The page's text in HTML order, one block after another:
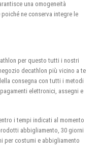
una omogeneità
ne conserva integre le
per questo tutti i nostri
decathlon più vicino a te
consegna con tutti i metodi
elettronici, assegni e
i tempi indicati al momento
abbigliamento, 30 giorni
per costumi e abbigliamento